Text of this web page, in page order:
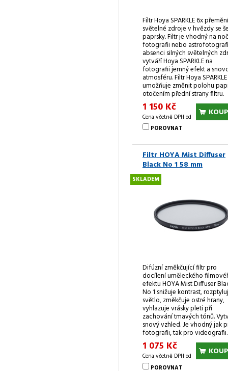
Filtr Hoya SPARKLE 6x přemění
světelné zdroje v hvězdy se
paprsky. Filtr je vhodný na
fotografii nebo
absenci silných světelných
vytváří Hoya SPARKLE na
fotografii jemný efekt a
atmosféru. Filtr Hoya SPARKLE
umožňuje změnit polohu
otočením přední strany filtru.
1 150 Kč
Cena včetně DPH od
POROVNAT
Filtr HOYA Mist Diffuser
Black No 1 58 mm
SKLADEM
Difúzní změkčující filtr pro
docílení uměleckého
efektu HOYA Mist Diffuser
No 1 snižuje kontrast,
světlo, změkčuje ostré hrany,
vyhlazuje vrásky pleti při
zachování tmavých tónů.
snový vzhled. Je vhodný jak
fotografii, tak pro videografii.
1 075 Kč
Cena včetně DPH od
POROVNAT